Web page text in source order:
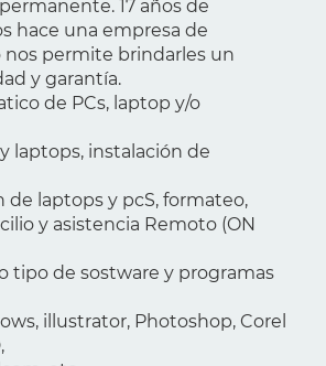
17 años de
hace una empresa de
nos permite brindarles un
y garantía.
de PCs, laptop y/o
laptops, instalación de
de laptops y pcS, formateo,
y asistencia Remoto (ON
tipo de sostware y programas
illustrator, Photoshop, Corel